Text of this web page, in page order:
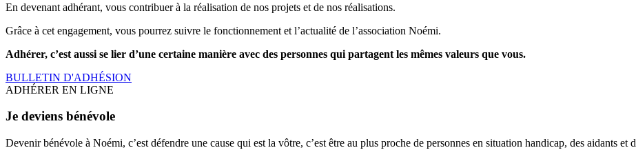
En devenant adhérant, vous contribuer à la réalisation de nos projets et de nos réalisations.
Grâce à cet engagement, vous pourrez suivre le fonctionnement et l’actualité de l’association Noémi.
Adhérer, c’est aussi se lier d’une certaine manière avec des personnes qui partagent les mêmes valeurs que vous.
BULLETIN D'ADHÉSION
ADHÉRER EN LIGNE
Je deviens bénévole
Devenir bénévole à Noémi, c’est défendre une cause qui est la vôtre, c’est être au plus proche de personnes en situation handicap, des aidants et